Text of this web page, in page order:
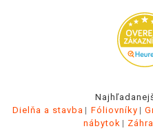
Dielňa a stavba
Fóliovníky
nábytok